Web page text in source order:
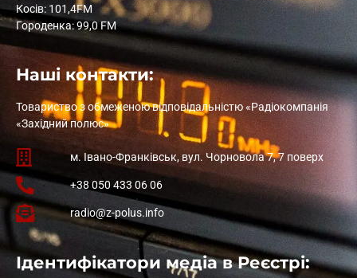
Косів: 101,4FM
Городенка: 99,0 FM
Наші контакти:
Товариство з обмеженою відповідальністю «Радіокомпанія
«Західний полюс»
м. Івано-Франківськ, вул. Чорновола 7, 7 поверх
+38 050 433 06 06
radio@z-polus.info
Ідентифікатори медіа в Реєстрі: